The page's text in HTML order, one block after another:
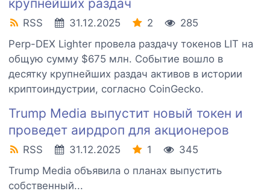
крупнейших раздач
RSS 31.12.2025 2
285
Perp-DEX Lighter провела раздачу токенов LIT на
общую сумму $675 млн. Событие вошло в
десятку крупнейших раздач активов в истории
криптоиндустрии, согласно CoinGecko.
Trump Media выпустит новый токен и
проведет аирдроп для акционеров
RSS 31.12.2025 1
345
Trump Media объявила о планах выпустить
собственный...